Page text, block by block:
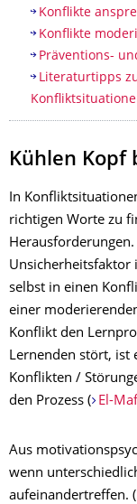
Konflikte
Konflikte
Präventions-
Literaturtipps
Kühlen Kopf
In
richtigen Worte zu
Unsicherheitsfaktor
selbst in einen
einer
Konflikt den
Lernenden stört, ist
Konflikten /
den Prozess ( El-
Aus
wenn
aufeinandertreffen. (